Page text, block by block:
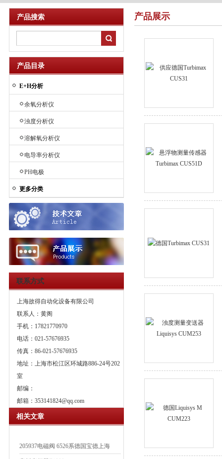
产品搜索
产品目录
E+H分析
余氧分析仪
浊度分析仪
溶解氧分析仪
电导率分析仪
PH电极
更多分类
联系方式
上海故得自动化设备有限公司
联系人：黄阁
手机：17821770970
电话：021-57676935
传真：86-021-57676935
地址：上海市松江区环城路886-24号202
室
邮编：
邮箱： 353141824@qq.com
相关文章
205937电磁阀 6526系德国宝德上海
产品展示